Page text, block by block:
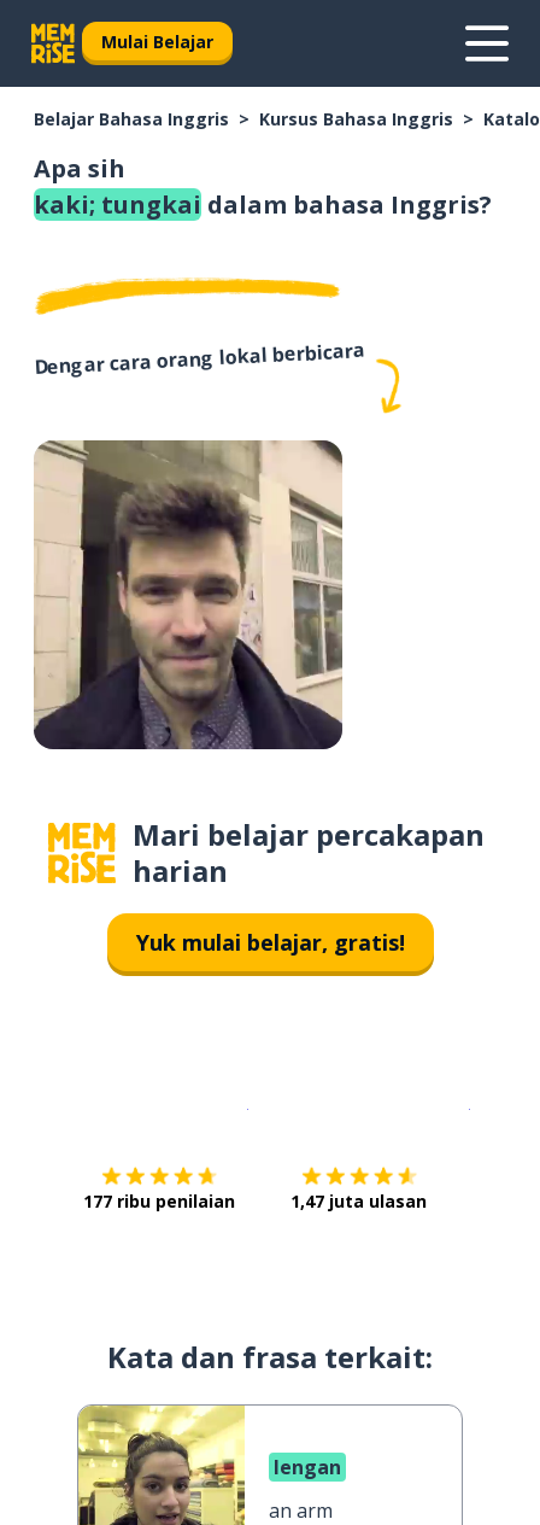
Mulai Belajar
Belajar Bahasa Inggris Kursus Bahasa Inggris
Apa sih
kaki; tungkai dalam bahasa Inggris?
Dengar cara orang lokal berbicara
Mari belajar percakapan
harian
Yuk mulai belajar, gratis!
177 ribu penilaian 1,47 juta ulasan
Kata dan frasa terkait:
lengan
an arm